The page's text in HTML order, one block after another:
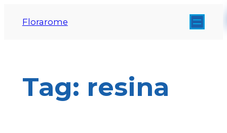
Florarome
Tag: resina